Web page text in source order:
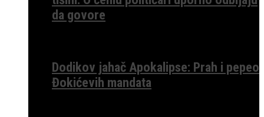
da govore
Dodikov jahač Apokalipse: Prah i pepeo
Đokićevih mandata